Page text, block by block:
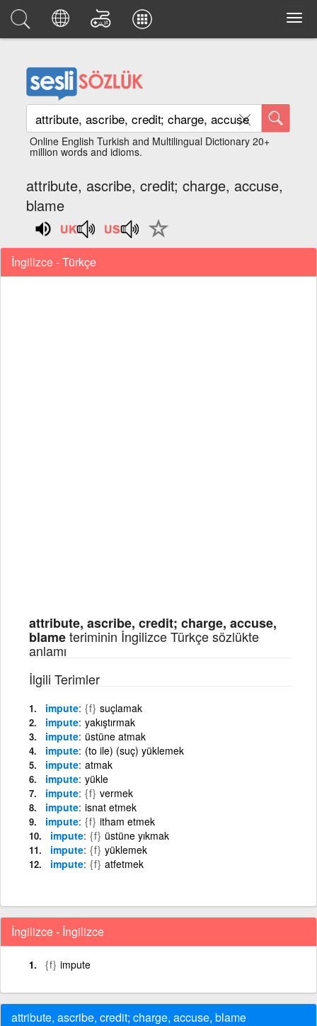
Online English Turkish and Multilingual Dictionary 20+
million words and idioms.
attribute, ascribe, credit; charge, accuse,
blame
İngilizce - Türkçe
attribute, ascribe, credit; charge, accuse,
blameteriminin İngilizce Türkçe sözlükte
anlamı
İlgili Terimler
impute {f} suçlamak
impute yakıştırmak
impute üstüne atmak
impute (to ile) (suç) yüklemek
impute atmak
impute yükle
impute {f} vermek
impute isnat etmek
impute {f} itham etmek
impute {f} üstüne yıkmak
impute {f} yüklemek
impute {f} atfetmek
İngilizce - İngilizce
{f} impute
attribute, ascribe, credit; charge, accuse, blame